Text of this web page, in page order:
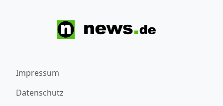
Impressum
Datenschutz